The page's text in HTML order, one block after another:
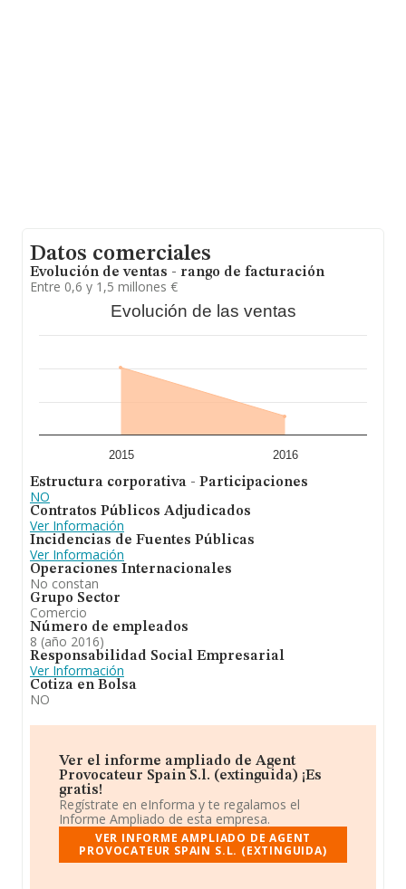
Datos comerciales
Evolución de ventas - rango de facturación
Entre 0,6 y 1,5 millones €
Evolución de las ventas
2015 2016
Estructura corporativa - Participaciones
NO
Contratos Públicos Adjudicados
Ver Información
Incidencias de Fuentes Públicas
Ver Información
Operaciones Internacionales
No constan
Grupo Sector
Comercio
Número de empleados
8 (año 2016)
Responsabilidad Social Empresarial
Ver Información
Cotiza en Bolsa
NO
Ver el informe ampliado de Agent
Provocateur Spain S.l. (extinguida) ¡Es
gratis!
Regístrate en eInforma y te regalamos el
Informe Ampliado de esta empresa.
VER INFORME AMPLIADO DE AGENT
PROVOCATEUR SPAIN S.L. (EXTINGUIDA)